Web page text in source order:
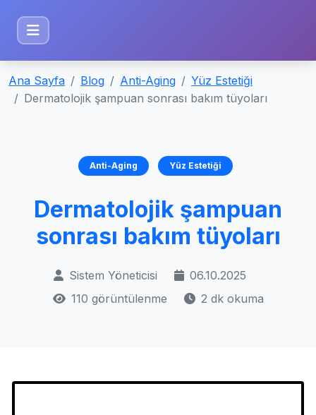
Ana Sayfa Blog Anti-Aging
Yüz Estetiği
Dermatolojik şampuan sonrası bakım tüyoları
Anti-Aging Yüz Estetiği
Dermatolojik şampuan
sonrası bakım tüyoları
Sistem Yöneticisi
06.10.2025
110 görüntülenme
2 dk okuma